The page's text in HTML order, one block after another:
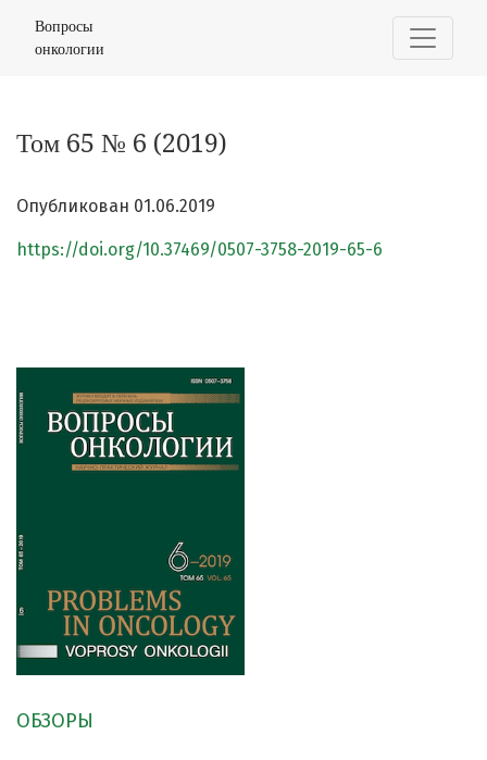
Вопросы
онкологии
Том 65 № 6 (2019)
Опубликован 01.06.2019
https://doi.org/10.37469/0507-3758-2019-65-6
ОБЗОРЫ